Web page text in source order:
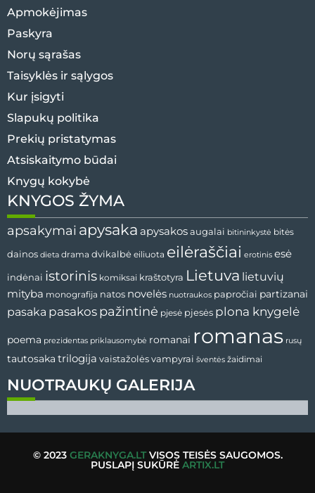
Apmokėjimas
Paskyra
Norų sąrašas
Taisyklės ir sąlygos
Kur įsigyti
Slapukų politika
Prekių pristatymas
Atsiskaitymo būdai
Knygų kokybė
NUOTRAUKŲ GALERIJA
KNYGOS ŽYMA
apsakymai apysaka apysakos augalai bitininkystė bitės
dainos dieta drama dvikalbė eiliuota eilėraščiai erotinis esė
indėnai istorinis komiksai kraštotyra Lietuva lietuvių
mityba monografija natos novelės nuotraukos papročiai partizanai
pasaka pasakos pažintinė pjesė pjesės plona knygelė
poema prezidentas priklausomybė romanai romanas rusų
tautosaka trilogija vaistažolėsvampyrai šventės žaidimai
© 2023 GERAKNYGA.LTVISOS TEISĖS SAUGOMOS.
PUSLAPĮ SUKŪRĖ ARTIX.LT